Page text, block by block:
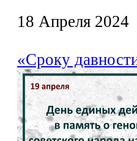
18 Апреля 2024
«Сроку